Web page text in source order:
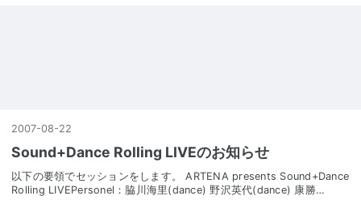
2007-08-22
Sound+Dance Rolling LIVEのお知らせ
以下の要領でセッションをします。 ARTENA presents Sound+Dance
Rolling LIVEPersonel：脇川海里(dance) 野沢英代(dance) 康勝…